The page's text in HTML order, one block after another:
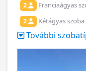
2 Franciaágyas
2 Kétágyas szoba
További